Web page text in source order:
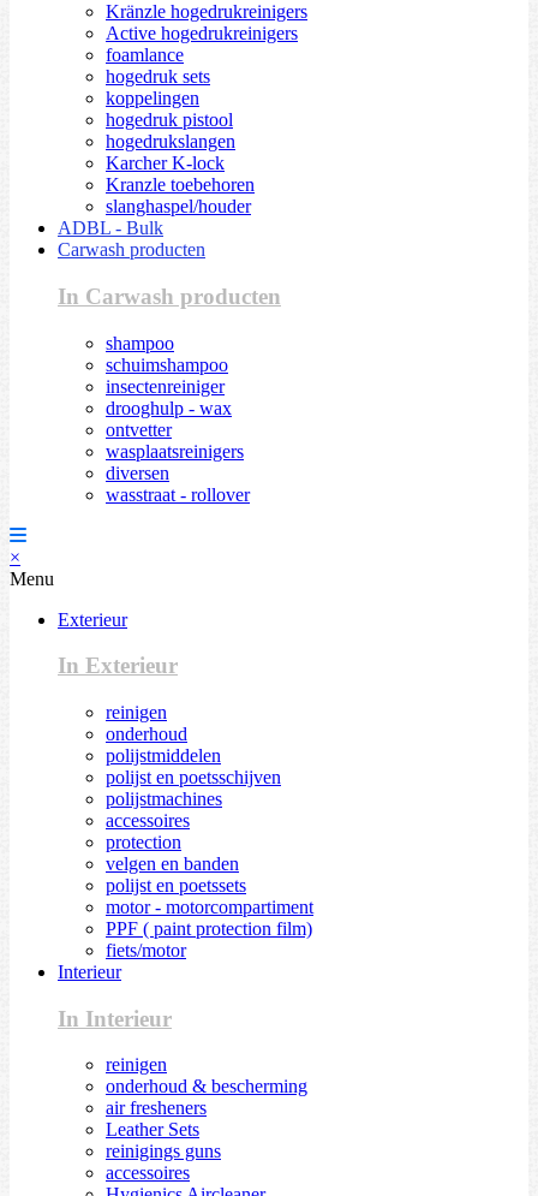
Kränzle hogedrukreinigers
Active hogedrukreinigers
foamlance
hogedruk sets
koppelingen
hogedruk pistool
hogedrukslangen
Karcher K-lock
Kranzle toebehoren
slanghaspel/houder
ADBL - Bulk
Carwash producten
In Carwash producten
shampoo
schuimshampoo
insectenreiniger
drooghulp - wax
ontvetter
wasplaatsreinigers
diversen
wasstraat - rollover
×
Menu
Exterieur
In Exterieur
reinigen
onderhoud
polijstmiddelen
polijst en poetsschijven
polijstmachines
accessoires
protection
velgen en banden
polijst en poetssets
motor - motorcompartiment
PPF ( paint protection film)
fiets/motor
Interieur
In Interieur
reinigen
onderhoud & bescherming
air fresheners
Leather Sets
reinigings guns
accessoires